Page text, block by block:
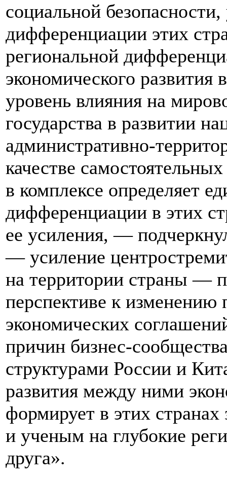
социальной
дифференциации этих
региональной
экономического
уровень влияния на
государства в развитии
административно-
качестве
в комплексе определяет
дифференциации в этих
ее усиления, —
— усиление
на территории страны —
перспективе к изменению
экономических
причин бизнес-
структурами России и
развития между ними
формирует в этих странах
и ученым на глубокие
друга».